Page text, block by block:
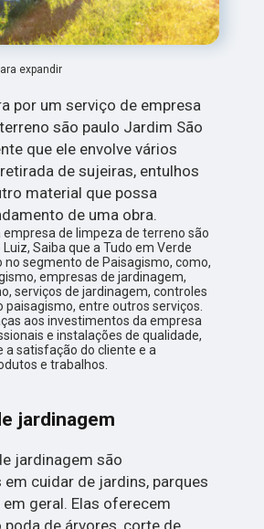
expandir
por um serviço de empresa
são paulo Jardim São
que ele envolve vários
de sujeiras, entulhos
material que possa
de uma obra.
empresa de limpeza de terreno são
Saiba que a Tudo em Verde
no segmento de Paisagismo, como,
empresas de jardinagem,
serviços de jardinagem, controles
paisagismo, entre outros serviços.
aos investimentos da empresa
e instalações de qualidade,
a satisfação do cliente e a
e trabalhos.
jardinagem
jardinagem são
cuidar de jardins, parques
geral. Elas oferecem